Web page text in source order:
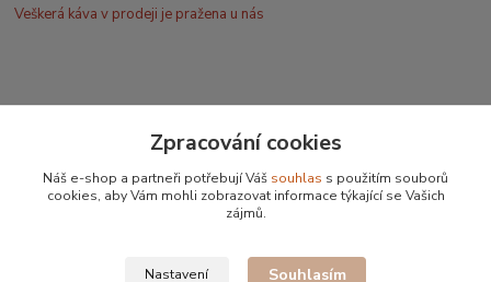
Veškerá káva v prodeji je pražena u nás
+420 602 577 209
Zpracování cookies
Náš e-shop a partneři potřebují Váš souhlas s použitím souborů
cookies, aby Vám mohli zobrazovat informace týkající se Vašich
zájmů.
Nastavení Souhlasím